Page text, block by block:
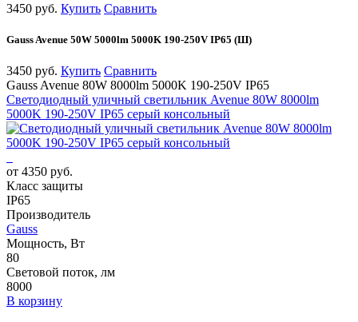
3450 руб. Купить Сравнить
Gauss Avenue 50W 5000lm 5000K 190-250V IP65 (Ш)
3450 руб. Купить Сравнить
Gauss Avenue 80W 8000lm 5000K 190-250V IP65
Светодиодный уличный светильник Avenue 80W 8000lm
5000K 190-250V IP65 серый консольный
от 4350 руб.
Класс защиты
IP65
Производитель
Gauss
Мощность, Вт
80
Световой поток, лм
8000
В корзину